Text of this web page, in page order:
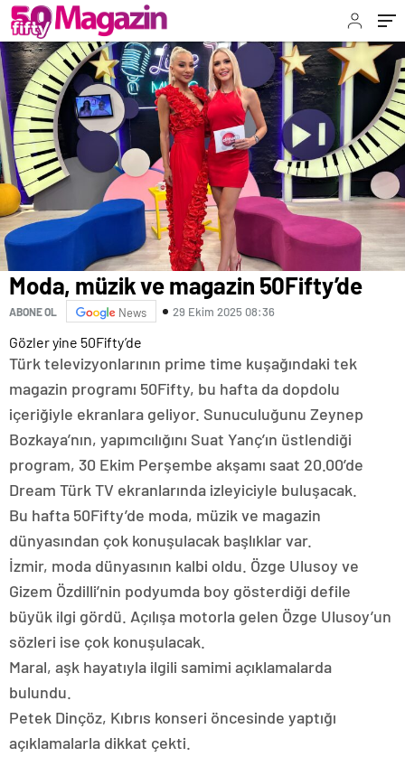
Moda, müzik ve magazin 50Fifty’de
ABONE OL News 29 Ekim 2025 08:36
Gözler yine 50Fifty’de
Türk televizyonlarının prime time kuşağındaki tek
magazin programı 50Fifty, bu hafta da dopdolu
içeriğiyle ekranlara geliyor. Sunuculuğunu Zeynep
Bozkaya’nın, yapımcılığını Suat Yanç’ın üstlendiği
program, 30 Ekim Perşembe akşamı saat 20.00’de
Dream Türk TV ekranlarında izleyiciyle buluşacak.
Bu hafta 50Fifty’de moda, müzik ve magazin
dünyasından çok konuşulacak başlıklar var.
İzmir, moda dünyasının kalbi oldu. Özge Ulusoy ve
Gizem Özdilli’nin podyumda boy gösterdiği defile
büyük ilgi gördü. Açılışa motorla gelen Özge Ulusoy’un
sözleri ise çok konuşulacak.
Maral, aşk hayatıyla ilgili samimi açıklamalarda
bulundu.
Petek Dinçöz, Kıbrıs konseri öncesinde yaptığı
açıklamalarla dikkat çekti.